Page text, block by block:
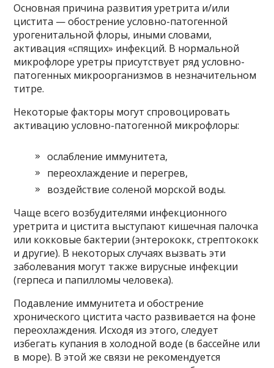
Основная причина развития уретрита и/или
цистита — обострение условно-патогенной
урогенитальной флоры, иными словами,
активация «спящих» инфекций. В нормальной
микрофлоре уретры присутствует ряд условно-
патогенных микроорганизмов в незначительном
титре.
Некоторые факторы могут спровоцировать
активацию условно-патогенной микрофлоры:
ослабление иммунитета,
переохлаждение и перегрев,
воздействие соленой морской воды.
Чаще всего возбудителями инфекционного
уретрита и цистита выступают кишечная палочка
или кокковые бактерии (энтерококк, стрептококк
и другие). В некоторых случаях вызвать эти
заболевания могут также вирусные инфекции
(герпеса и папилломы человека).
Подавление иммунитета и обострение
хронического цистита часто развивается на фоне
переохлаждения. Исходя из этого, следует
избегать купания в холодной воде (в бассейне или
в море). В этой же связи не рекомендуется